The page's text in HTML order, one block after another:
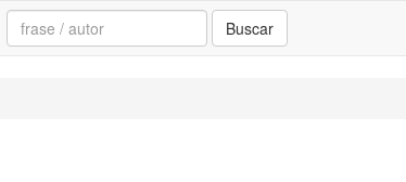
Search: Buscar